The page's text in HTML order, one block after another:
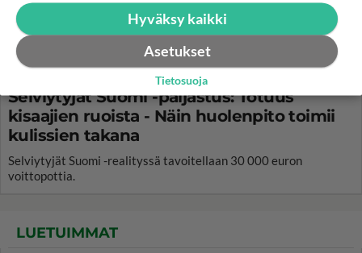
Selviytyjät Suomi -paljastus: Totuus
kisaajien ruoista - Näin huolenpito toimii
kulissien takana
Selviytyjät Suomi -realityssä tavoitellaan 30 000 euron
voittopottia.
LUETUIMMAT
Hyväksy kaikki
Asetukset
Tietosuoja